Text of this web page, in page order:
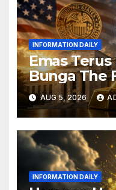
INFORMATION DAILY
Emas
Bunga The
AUG 5, 2026
INFORMATION DAILY